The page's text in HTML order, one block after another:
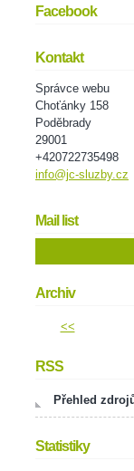
Facebook
Kontakt
Správce webu
Choťánky 158
Poděbrady
29001
+420722735498
info@jc-sluzby.cz
Mail list
Archiv
<<
RSS
Přehled
Statistiky